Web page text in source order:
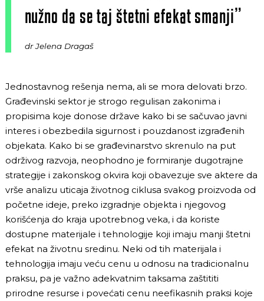
nužno da se taj štetni efekat smanji”
dr Jelena Dragaš
Jednostavnog rešenja nema, ali se mora delovati brzo.
Građevinski sektor je strogo regulisan zakonima i
propisima koje donose države kako bi se sačuvao javni
interes i obezbedila sigurnost i pouzdanost izgrađenih
objekata. Kako bi se građevinarstvo skrenulo na put
održivog razvoja, neophodno je formiranje dugotrajne
strategije i zakonskog okvira koji obavezuje sve aktere da
vrše analizu uticaja životnog ciklusa svakog proizvoda od
početne ideje, preko izgradnje objekta i njegovog
korišćenja do kraja upotrebnog veka, i da koriste
dostupne materijale i tehnologije koji imaju manji štetni
efekat na životnu sredinu. Neki od tih materijala i
tehnologija imaju veću cenu u odnosu na tradicionalnu
praksu, pa je važno adekvatnim taksama zaštititi
prirodne resurse i povećati cenu neefikasnih praksi koje